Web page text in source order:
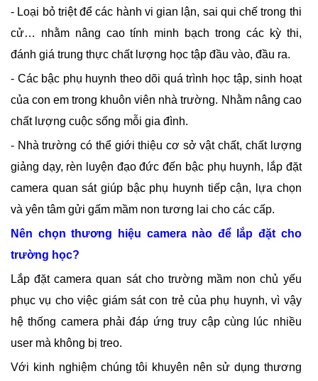
- Loại bỏ triệt để các hành vi gian lận, sai qui chế trong thi
cử… nhằm nâng cao tính minh bạch trong các kỳ thi,
đánh giá trung thực chất lượng học tập đầu vào, đầu ra.
- Các bậc phụ huynh theo dõi quá trình học tập, sinh hoạt
của con em trong khuôn viên nhà trường. Nhằm nâng cao
chất lượng cuộc sống mỗi gia đình.
- Nhà trường có thể giới thiệu cơ sở vật chất, chất lượng
giảng dạy, rèn luyện đạo đức đến bậc phụ huynh, lắp đặt
camera quan sát giúp bậc phụ huynh tiếp cận, lựa chọn
và yên tâm gửi gấm mầm non tương lai cho các cấp.
Nên chọn thương hiệu camera nào để lắp đặt cho
trường học?
Lắp đặt camera quan sát cho trường mầm non chủ yếu
phục vụ cho việc giám sát con trẻ của phụ huynh, vì vậy
hệ thống camera phải đáp ứng truy cập cùng lúc nhiều
user mà không bị treo.
Với kinh nghiệm chúng tôi khuyên nên sử dụng thương